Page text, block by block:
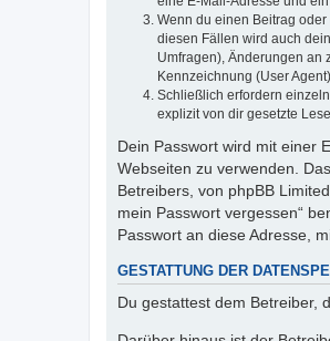
Wenn du einen Beitrag
diesen Fällen wird auch
Umfragen), Änderungen an
Kennzeichnung (User
Schließlich erfordern
explizit von dir gesetzte
Dein Passwort wird mit einer
Webseiten zu verwenden.
Betreibers, von phpBB
mein Passwort vergessen“
Passwort an diese Adresse,
GESTATTUNG DER
Du gestattest dem Betreiber,